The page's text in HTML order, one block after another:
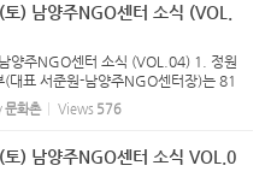
) 남양주NGO센터 소식 (VOL.
양주NGO센터 소식 (VOL.04) 1. 정원
(대표 서준원-남양주NGO센터장)는 81
벽 철거작업을 진행했다. 이제 811
및 사이에 있는 로비공간까지 전체를
문화촌 Views 576
) 남양주NGO센터 소식 VOL.0